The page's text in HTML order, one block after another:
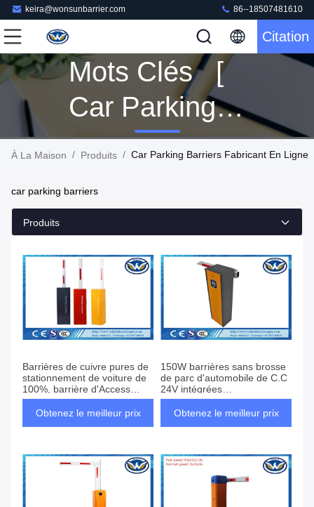
keira@wonsunbarrier.com 86--18507481610
Citation
Mots Clés [
Car Parking
Barriers ]
160 Produits
À La Maison / Produits / Car Parking Barriers Fabricant En Ligne
car parking barriers
Produits
Barrières de cuivre pures de
stationnement de voiture de
100%, barrière d'Access
Vontrol de véhicule de la
Communauté
Obtenez le meilleur prix
150W barrières sans brosse
de parc d'automobile de C.C
24V intégrées
automatiquement
Obtenez le meilleur prix